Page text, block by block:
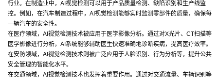
行业。在制造业中，AI视觉检测可以用于产品质量检测、缺陷识别和生产线监
控。例如，在汽车制造过程中，AI视觉检测能够实时监测零部件的质量，确保每
一辆汽车的安全性。
在医疗领域，AI视觉检测技术被应用于医学影像分析。通过对X光片、CT扫描等
医学影像进行分析，AI系统能够辅助医生快速准确地诊断疾病，提高医疗效率。
在安防领域，AI视觉检测技术则被广泛应用于人脸识别、行为分析等，提升公共
安全管理的智能化水平。
在交通领域，AI视觉检测技术也发挥着重要作用。通过对交通流量、车辆识别等